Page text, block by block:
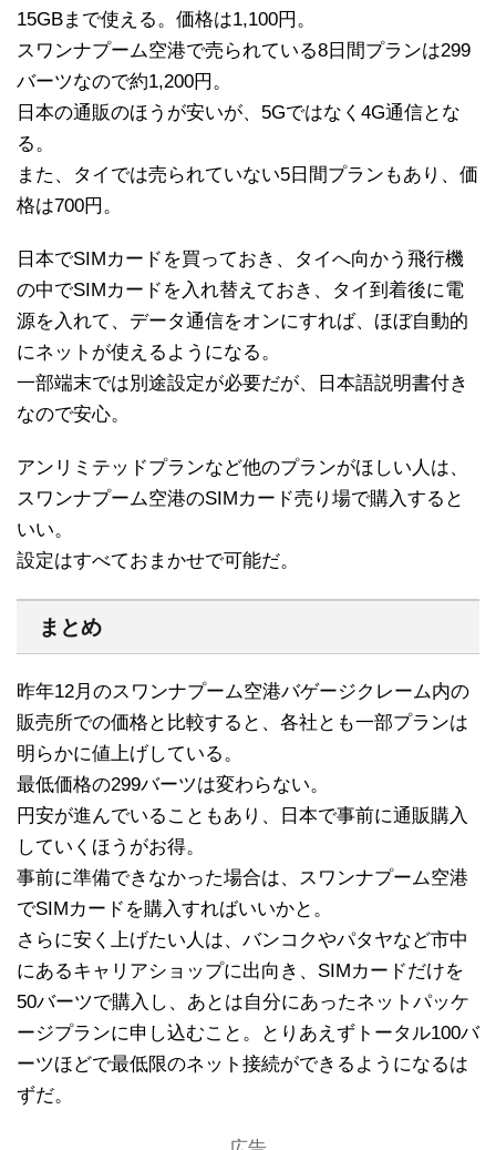
15GBまで使える。価格は1,100円。
スワンナプーム空港で売られている8日間プランは299
バーツなので約1,200円。
日本の通販のほうが安いが、5Gではなく4G通信とな
る。
また、タイでは売られていない5日間プランもあり、価
格は700円。
日本でSIMカードを買っておき、タイへ向かう飛行機
の中でSIMカードを入れ替えておき、タイ到着後に電
源を入れて、データ通信をオンにすれば、ほぼ自動的
にネットが使えるようになる。
一部端末では別途設定が必要だが、日本語説明書付き
なので安心。
アンリミテッドプランなど他のプランがほしい人は、
スワンナプーム空港のSIMカード売り場で購入すると
いい。
設定はすべておまかせで可能だ。
まとめ
昨年12月のスワンナプーム空港バゲージクレーム内の
販売所での価格と比較すると、各社とも一部プランは
明らかに値上げしている。
最低価格の299バーツは変わらない。
円安が進んでいることもあり、日本で事前に通販購入
していくほうがお得。
事前に準備できなかった場合は、スワンナプーム空港
でSIMカードを購入すればいいかと。
さらに安く上げたい人は、バンコクやパタヤなど市中
にあるキャリアショップに出向き、SIMカードだけを
50バーツで購入し、あとは自分にあったネットパッケ
ージプランに申し込むこと。とりあえずトータル100バ
ーツほどで最低限のネット接続ができるようになるは
ずだ。